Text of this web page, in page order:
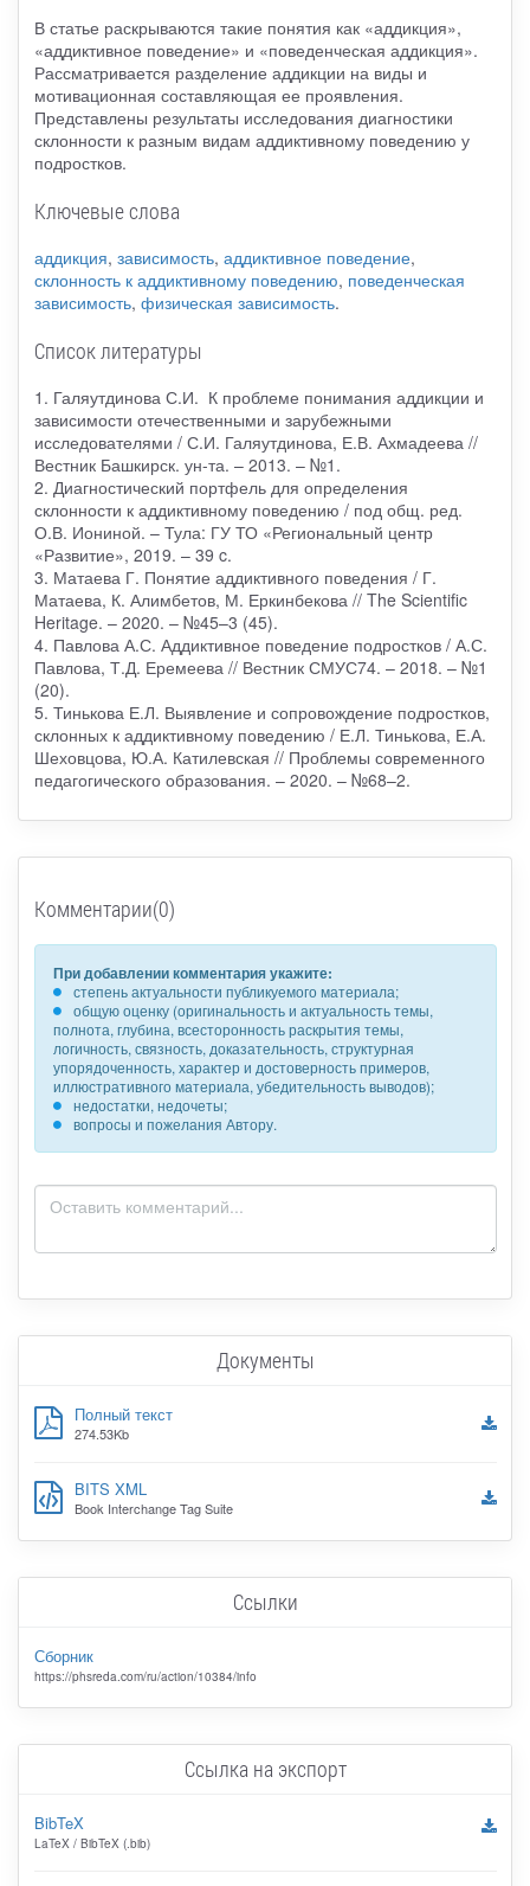
В статье раскрываются такие понятия как «аддикция»,
«аддиктивное поведение» и «поведенческая аддикция».
Рассматривается разделение аддикции на виды и
мотивационная составляющая ее проявления.
Представлены результаты исследования диагностики
склонности к разным видам аддиктивному поведению у
подростков.
Ключевые слова
аддикция, зависимость, аддиктивное поведение,
склонность к аддиктивному поведению, поведенческая
зависимость, физическая зависимость.
Список литературы
1. Галяутдинова С.И. К проблеме понимания аддикции и
зависимости отечественными и зарубежными
исследователями / С.И. Галяутдинова, Е.В. Ахмадеева //
Вестник Башкирск. ун-та. – 2013. – №1.
2. Диагностический портфель для определения
склонности к аддиктивному поведению / под общ. ред.
О.В. Иониной. – Тула: ГУ ТО «Региональный центр
«Развитие», 2019. – 39 c.
3. Матаева Г. Понятие аддиктивного поведения / Г.
Матаева, К. Алимбетов, М. Еркинбекова // The Scientific
Heritage. – 2020. – №45–3 (45).
4. Павлова А.С. Аддиктивное поведение подростков / А.С.
Павлова, Т.Д. Еремеева // Вестник СМУС74. – 2018. – №1
(20).
5. Тинькова Е.Л. Выявление и сопровождение подростков,
склонных к аддиктивному поведению / Е.Л. Тинькова, Е.А.
Шеховцова, Ю.А. Катилевская // Проблемы современного
педагогического образования. – 2020. – №68–2.
Комментарии(0)
При добавлении комментария укажите:
степень актуальности публикуемого материала;
общую оценку (оригинальность и актуальность темы,
полнота, глубина, всесторонность раскрытия темы,
логичность, связность, доказательность, структурная
упорядоченность, характер и достоверность примеров,
иллюстративного материала, убедительность выводов);
недостатки, недочеты;
вопросы и пожелания Автору.
Документы
Полный текст
274.53Kb
BITS XML
Book Interchange Tag Suite
Ссылки
Сборник
https://phsreda.com/ru/action/10384/info
Ссылка на экспорт
BibTeX
LaTeX / BibTeX (.bib)